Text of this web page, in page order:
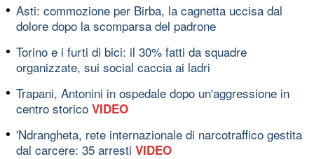
Asti: commozione per Birba, la cagnetta uccisa dal
dolore dopo la scomparsa del padrone
Torino e i furti di bici: il 30% fatti da squadre
organizzate, sui social caccia ai ladri
Trapani, Antonini in ospedale dopo un'aggressione in
centro storico VIDEO
'Ndrangheta, rete internazionale di narcotraffico gestita
dal carcere: 35 arresti VIDEO